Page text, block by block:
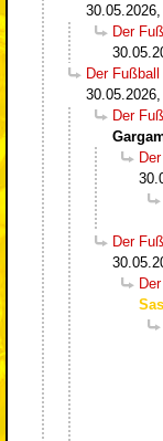
30.05.2026,
Der
Der
30.05.2026,
Der
Der